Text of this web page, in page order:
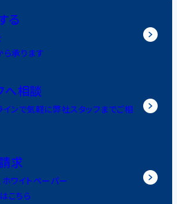
る
ら承ります
へ相談
インで気軽に弊社スタッフまでご相
求
ホワイトペーパー
こちら